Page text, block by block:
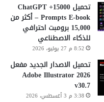
تحميل 15000+ ChatGPT
Prompts E-book – أكثر من
15,000 برومبت احترافي
للذكاء الاصطناعي
8:52 م 27 يوليو، 2026
تحميل الاصدار الجديد مفعل
Adobe Illustrator 2026
v30.7
3:38 م 3 أغسطس، 2026